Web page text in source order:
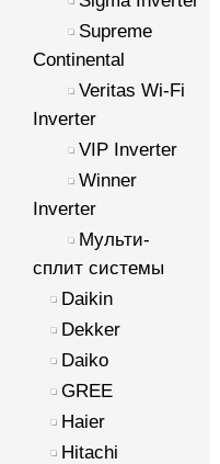
Supreme
Continental
Veritas Wi-Fi
Inverter
VIP Inverter
Winner
Inverter
Мульти-
сплит системы
Daikin
Dekker
Daiko
GREE
Haier
Hitachi